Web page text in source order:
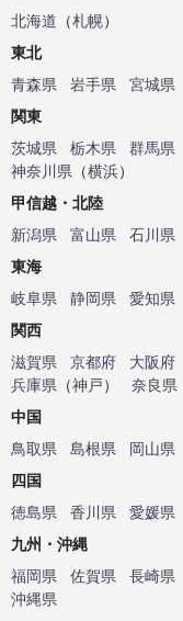
北海道 （札幌）
東北
青森県
岩手県 宮城県
関東
茨城県
栃木県 群馬県
神奈川県 （横浜）
甲信越・北陸
新潟県
富山県 石川県
東海
岐阜県
静岡県 愛知県
関西
滋賀県
京都府 大阪府
兵庫県 （神戸） 奈良県
中国
鳥取県
島根県 岡山県
四国
徳島県
香川県 愛媛県
九州・沖縄
福岡県
佐賀県 長崎県
沖縄県